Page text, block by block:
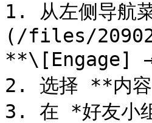
1. 从左侧导航
(/files/
**\[Engage]
2. 选择 **内容
3. 在 *好友小